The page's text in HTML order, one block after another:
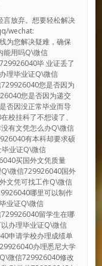
言放弃。想要轻松解决
wechat:
为您解决疑难，确保
能用吗Q\微信
毕 业证丢了
理毕业证Q\微信
您是否因为
您是否因为递交
否因没正常毕业而导
校挂科了不想读了、
有文凭怎么办Q\微信
有本科却要求硕
业证Q\微信
买国外文凭质量
微信729926040国外
文凭可找工作Q\微信
哪里可以制作
业证Q\微信
留学生在哪
办理毕业证Q\微信
申请学校办理成绩单
办理悉尼大学
微信729926040修改